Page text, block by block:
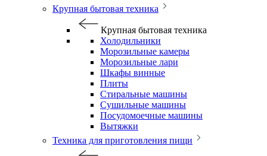
Крупная бытовая техника
Крупная бытовая техника
Холодильники
Морозильные камеры
Морозильные лари
Шкафы винные
Плиты
Стиральные машины
Сушильные машины
Посудомоечные машины
Вытяжки
Техника для приготовления пищи